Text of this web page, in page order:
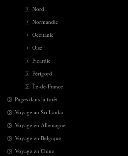
Nord
Normandie
Occitanie
Oise
Picardie
Périgord
Île-de-France
Pages dans la forêt
Voyage au Sri Lanka
Voyage en Allemagne
Voyage en Belgique
Voyage en Chine